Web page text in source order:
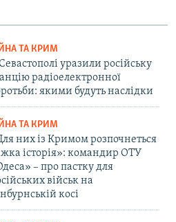
ТА КРИМ
уразили російську
радіоелектронної
якими будуть наслідки
ТА КРИМ
них із Кримом розпочнеться
історія»: командир ОТУ
– про пастку для
військ на
косі